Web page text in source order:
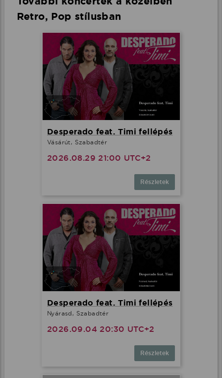
Retro, Pop stílusban
Desperado feat. Timi fellépés
Vásárút, Szabadtér
2026.08.29 21:00 UTC+2
Részletek
Desperado feat. Timi fellépés
Nyárasd, Szabadtér
2026.09.04 20:30 UTC+2
Részletek